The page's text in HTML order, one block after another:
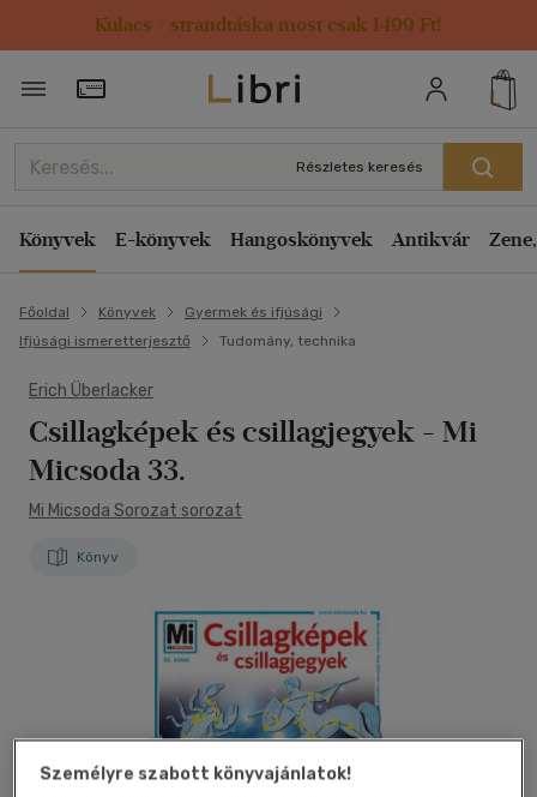
Kulacs / strandtáska most csak 1499 Ft!
Törzsvásárlói Kártya adatai
Részletes keresés
Könyvek E-könyvek Hangoskönyvek Antikvár
Főoldal Könyvek
Gyermek és ifjúsági
Ifjúsági ismeretterjesztő
Tudomány, technika
Erich Überlacker
Csillagképek és csillagjegyek - Mi
Micsoda 33.
Mi Micsoda Sorozat sorozat
Könyv
Személyre szabott könyvajánlatok!